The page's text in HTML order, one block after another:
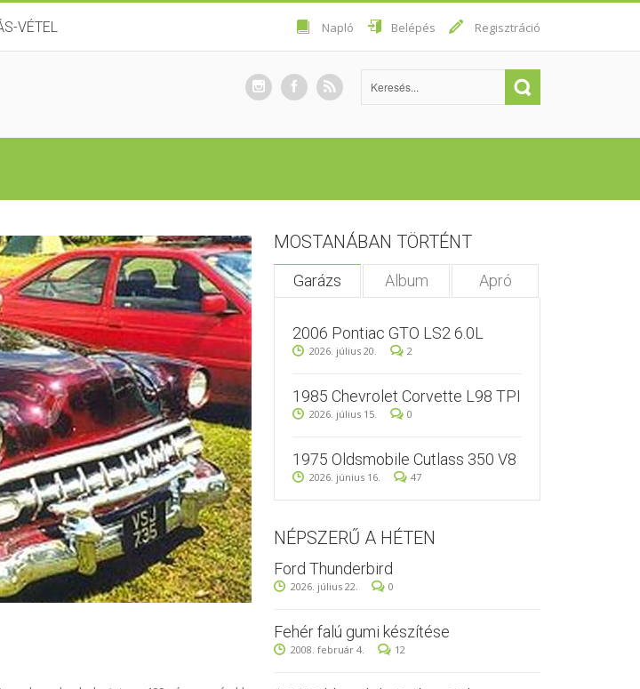
VÉTEL Napló Belépés Regisztráció
MOSTANÁBAN TÖRTÉNT
Garázs Album Apró
2006 Pontiac GTO LS2 6.0L
2026. július 20. 2
1985 Chevrolet Corvette L98 TPI
2026. július 15. 0
1975 Oldsmobile Cutlass 350 V8
2026. június 16. 47
NÉPSZERŰ A HÉTEN
Ford Thunderbird
2026. július 22. 0
Fehér falú gumi készítése
2008. február 4. 12